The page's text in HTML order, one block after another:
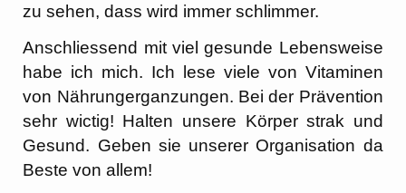
zu sehen, dass wird immer schlimmer.
Anschliessend mit viel gesunde Lebensweise
habe ich mich. Ich lese viele von Vitaminen
von Nährungerganzungen. Bei der Prävention
sehr wictig! Halten unsere Körper strak und
Gesund. Geben sie unserer Organisation da
Beste von allem!